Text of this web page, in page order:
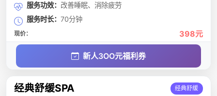
服务功效： 改善睡眠、消除疲劳
服务时长： 70分钟
现价： 398元
新人3OO元福利券
经典舒缓SPA 经典舒缓